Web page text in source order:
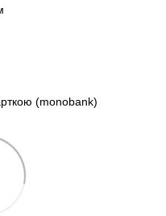
(monobank)